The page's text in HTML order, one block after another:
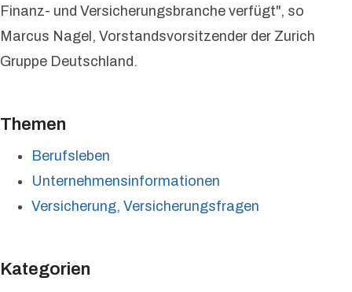
Finanz- und Versicherungsbranche verfügt", so
Marcus Nagel, Vorstandsvorsitzender der Zurich
Gruppe Deutschland.
Themen
Berufsleben
Unternehmensinformationen
Versicherung, Versicherungsfragen
Kategorien